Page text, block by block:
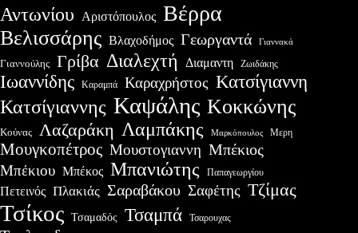
Αντωνίου Αριστόπουλος Βέρρα
Βελισσάρης Βλαχοδήμος Γεωργαντά Γιαννακά
Γιαννούλης Γρίβα Διαλεχτή Διαμαντη Ζωιδάκης
Ιωαννίδης Καραμπά Καραχρήστος Κατσίγιαννη
Κατσίγιαννης Καψάλης Κοκκώνης
Κούνας Λαζαράκη Λαμπάκης Μαρκόπουλος Μερη
Μουγκοπέτρος Μουστογιαννη Μπέκιος
Μπέκιου Μπέκος Μπανιώτης Παπαγεωργίου
Πετεινός Πλακιάς Σαραβάκου Σαφέτης Τζίμας
Τσίκος Τσαμαδός Τσαμπά Τσαρουχας